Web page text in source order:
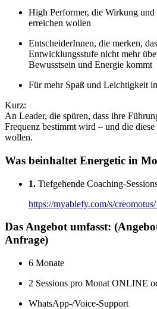
High Performer, die Wirkung
erreichen wollen
EntscheiderInnen, die merken,
Entwicklungsstufe nicht mehr
Bewusstsein und Energie kommt
Für mehr Spaß und Leichtigkeit
Kurz:
An Leader, die spüren, dass ihre
Frequenz bestimmt wird – und die
wollen.
Was beinhaltet Energetic in
1. Tiefgehende Coaching-
https://myablefy.com/s/
Das Angebot umfasst:
Anfrage)
6 Monate
2 Sessions pro Monat ONLINE
WhatsApp-/Voice-Support